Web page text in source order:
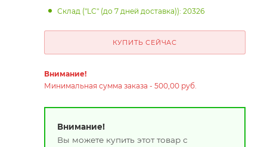
Склад ("LC" (до 7 дней доставка)): 20326
КУПИТЬ СЕЙЧАС
Внимание!
Минимальная сумма заказа - 500,00 руб.
Внимание!
Вы можете купить этот товар с